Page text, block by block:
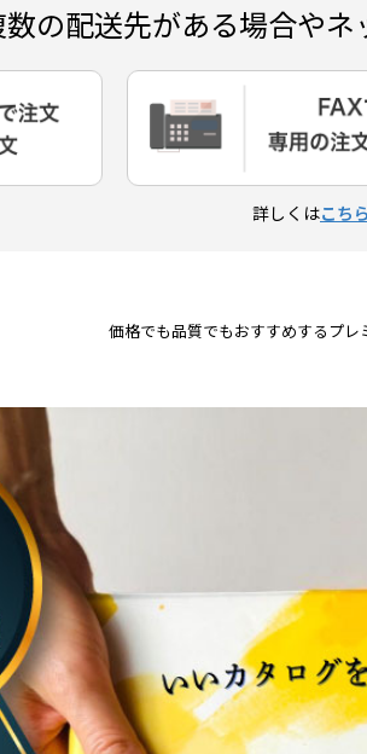
数の配送先がある場合や
詳しくはこちら
価格でも品質でもおすすめするプレ